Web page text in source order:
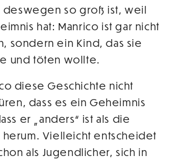
so groß ist, weil
hat: Manrico ist gar nicht
sondern ein Kind, das sie
und töten wollte.
diese Geschichte nicht
dass es ein Geheimnis
er „anders“ ist als die
herum. Vielleicht entscheidet
als Jugendlicher, sich in